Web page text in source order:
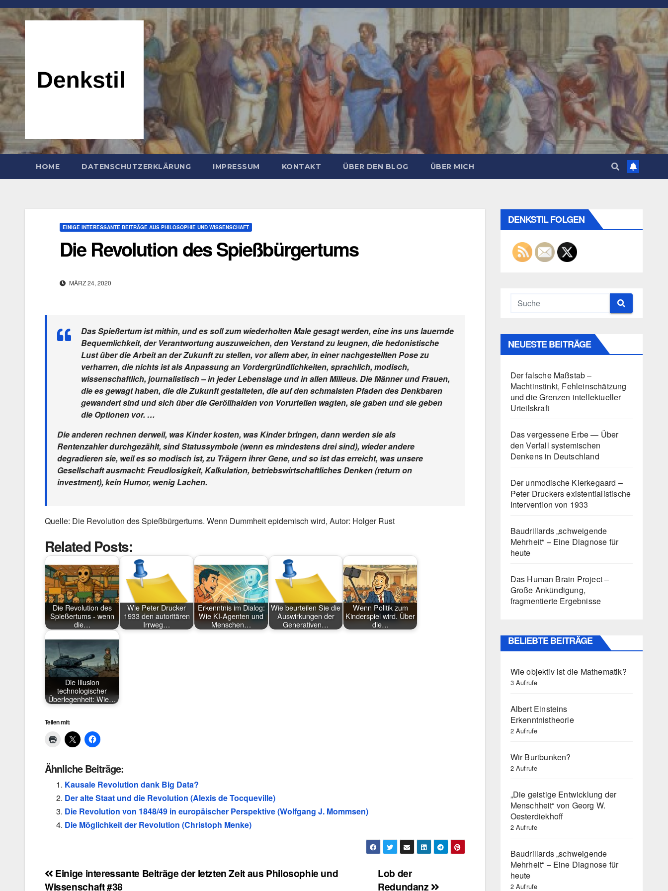
Zum
Inhalt
springen
HOME DATENSCHUTZERKLÄRUNG IMPRESSUM KONTAKT ÜBER DEN BLOG ÜBER MICH
EINIGE INTERESSANTE BEITRÄGE AUS PHILOSOPHIE UND WISSENSCHAFT
Die Revolution des Spießbürgertums
MÄRZ 24, 2020
Das Spießertum ist mithin, und es soll zum wiederholten Male gesagt werden, eine ins uns lauernde
Bequemlichkeit, der Verantwortung auszuweichen, den Verstand zu leugnen, die hedonistische
Lust über die Arbeit an der Zukunft zu stellen, vor allem aber, in einer nachgestellten Pose zu
verharren, die nichts ist als Anpassung an Vordergründlichkeiten, sprachlich, modisch,
wissenschaftlich, journalistisch – in jeder Lebenslage und in allen Milieus. Die Männer und Frauen,
die es gewagt haben, die die Zukunft gestalteten, die auf den schmalsten Pfaden des Denkbaren
gewandert sind und sich über die Geröllhalden von Vorurteilen wagten, sie gaben und sie geben
die Optionen vor. …
Die anderen rechnen derweil, was Kinder kosten, was Kinder bringen, dann werden sie als
Rentenzahler durchgezählt, sind Statussymbole (wenn es mindestens drei sind), wieder andere
degradieren sie, weil es so modisch ist, zu Trägern ihrer Gene, und so ist das erreicht, was unsere
Gesellschaft ausmacht: Freudlosigkeit, Kalkulation, betriebswirtschaftliches Denken (return on
investment), kein Humor, wenig Lachen.
Quelle: Die Revolution des Spießbürgertums. Wenn Dummheit epidemisch wird, Autor: Holger Rust
Related Posts:
Die Revolution des
Spießertums - wenn
die…
Wie Peter Drucker
1933 den autoritären
Irrweg…
Erkenntnis im Dialog:
Wie KI-Agenten und
Menschen…
Wie beurteilen Sie die
Auswirkungen der
Generativen…
Wenn Politik zum
Kinderspiel wird. Über
die…
Die Illusion
technologischer
Überlegenheit: Wie…
Teilen mit:
Ähnliche Beiträge:
Kausale Revolution dank Big Data?
Der alte Staat und die Revolution (Alexis de Tocqueville)
Die Revolution von 1848/49 in europäischer Perspektive (Wolfgang J. Mommsen)
Die Möglichkeit der Revolution (Christoph Menke)
Beitragsnavigation
Lob der
Redundanz
Einige interessante Beiträge der letzten Zeit aus Philosophie und
Wissenschaft #38
DENKSTIL FOLGEN
NEUESTE BEITRÄGE
Der falsche Maßstab –
Machtinstinkt, Fehleinschätzung
und die Grenzen intellektueller
Urteilskraft
Das vergessene Erbe — Über
den Verfall systemischen
Denkens in Deutschland
Der unmodische Kierkegaard –
Peter Druckers existentialistische
Intervention von 1933
Baudrillards „schweigende
Mehrheit“ – Eine Diagnose für
heute
Das Human Brain Project –
Große Ankündigung,
fragmentierte Ergebnisse
BELIEBTE BEITRÄGE
Wie objektiv ist die Mathematik?
3 Aufrufe
Albert Einsteins
Erkenntnistheorie
2 Aufrufe
Wir Buribunken?
2 Aufrufe
„Die geistige Entwicklung der
Menschheit“ von Georg W.
Oesterdiekhoff
2 Aufrufe
Baudrillards „schweigende
Mehrheit“ – Eine Diagnose für
heute
2 Aufrufe